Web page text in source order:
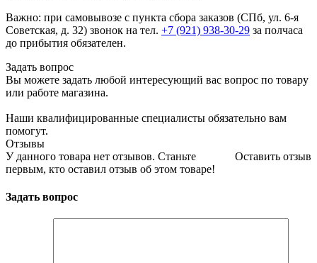
Важно: при самовывозе с пункта сборa заказов (СПб, ул. 6-я
Советская, д. 32) звонок на тел. +7 (921) 938-30-29 за полчаса
до прибытия обязателен.
Задать вопрос
Вы можете задать любой интересующий вас вопрос по товару
или работе магазина.
Наши квалифицированные специалисты обязательно вам
помогут.
Отзывы
Оставить отзыв
У данного товара нет отзывов. Станьте
первым, кто оставил отзыв об этом товаре!
Задать вопрос